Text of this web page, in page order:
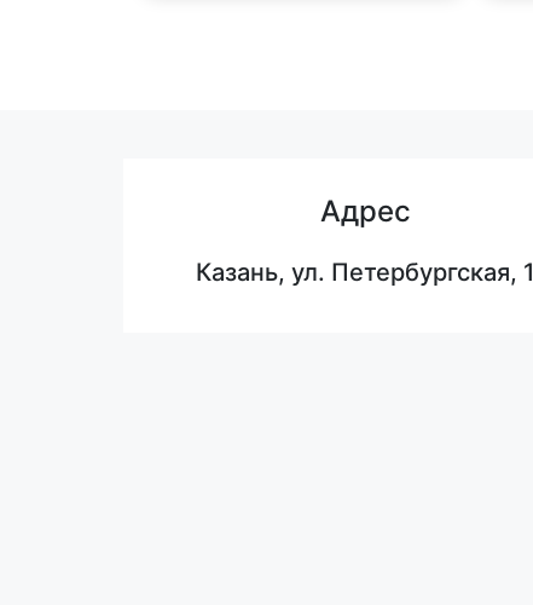
Адрес
Казань, ул. Петербургская, 1